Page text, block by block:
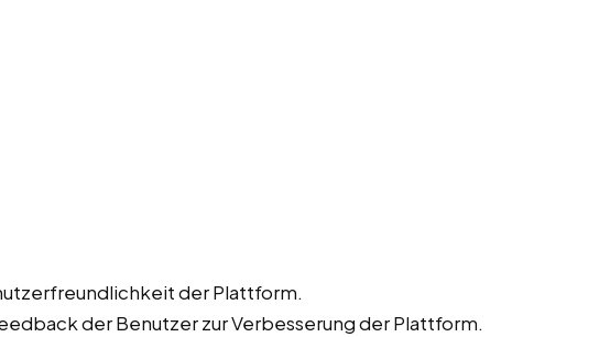
der Plattform.
der Benutzer zur Verbesserung der Plattform.